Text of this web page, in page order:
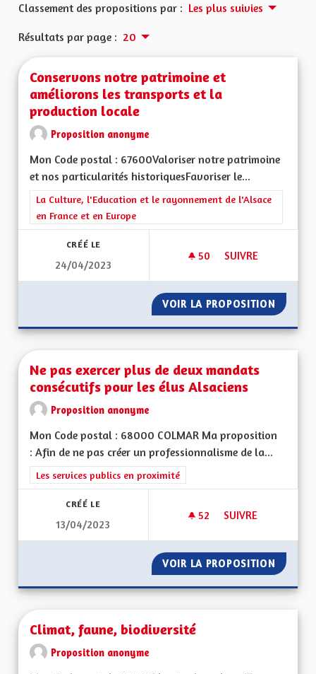
Classement des propositions par : Les plus suivies
Résultats par page : 20
Conservons notre patrimoine et
améliorons les transports et la
production locale
Proposition anonyme
Mon Code postal : 67600Valoriser notre patrimoine
et nos particularités historiquesFavoriser le...
Filtrer les résultats de la catégorie : La Culture, l'Education et
La Culture, l'Education et le rayonnement de l'Alsace
en France et en Europe
CRÉÉ LE
24/04/2023
50 50 ABONNÉS
SUIVRE
VOIR LA PROPOSITION
Ne pas exercer plus de deux mandats
consécutifs pour les élus Alsaciens
Proposition anonyme
Mon Code postal : 68000 COLMAR Ma proposition
: Afin de ne pas créer un professionnalisme de la...
Filtrer les résultats de la catégorie : Les services publics en
Les services publics en proximité
CRÉÉ LE
13/04/2023
52 52 ABONNÉS
SUIVRE
VOIR LA PROPOSITION NE
Climat, faune, biodiversité
Proposition anonyme